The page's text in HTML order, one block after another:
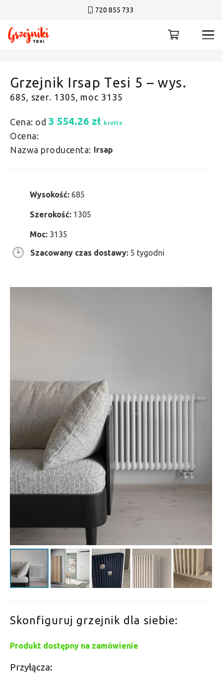
720 855 733
Grzejnik Irsap Tesi 5 – wys.
685, szer. 1305, moc 3135
Cena: od 3 554.26 zł brutto
Ocena:
Nazwa producenta: Irsap
Wysokość: 685
Szerokość: 1305
Moc: 3135
Szacowany czas dostawy: 5 tygodni
Skonfiguruj grzejnik dla siebie:
Produkt dostępny na zamówienie
Przyłącza: